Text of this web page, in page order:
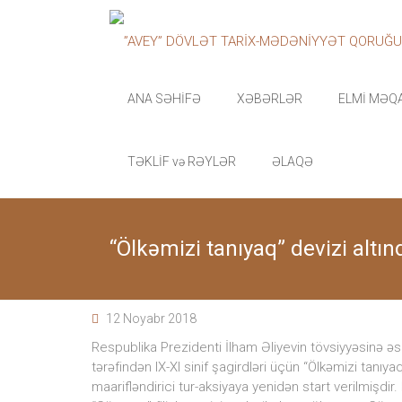
”AVEY”
TARİX-
MƏDƏNİYYƏT
QORUĞU
Dövlət
Tarix-
tarixi
memarlıq
və
abidələr
ANA SƏHİFƏ XƏBƏRLƏR ELMİ
TƏKLİF və RƏYLƏR ƏLAQƏ
“Ölkəmizi tanıyaq” devizi
12 Noyabr 2018
Respublika Prezidenti İlham Əliyevin tövsiyyəsinə
tərəfindən IX-XI sinif şagirdləri üçün “Ölkəmizi
maarifləndirici tur-aksiyaya yenidən start verilmişdir.